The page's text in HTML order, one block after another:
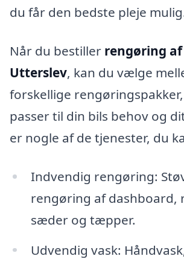
du får den bedste pleje
Når du bestiller rengøring
Utterslev, kan du vælge
forskellige
passer til din bils behov og
er nogle af de tjenester, du
Indvendig rengøring:
rengøring af dashboard,
sæder og tæpper.
Udvendig vask: